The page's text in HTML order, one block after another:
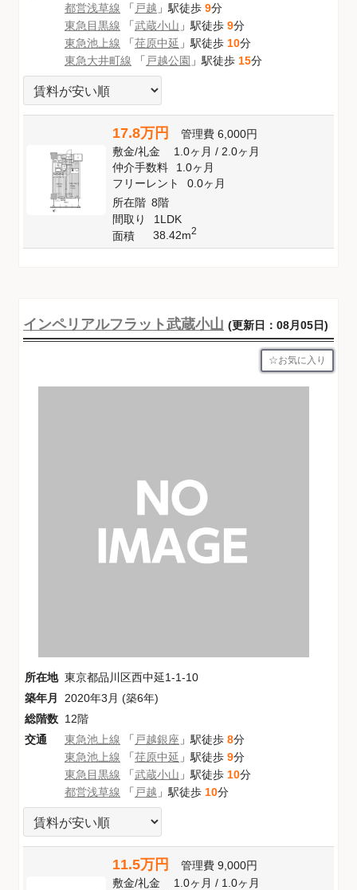
都営浅草線 「 戸越 」駅徒歩 9分
東急目黒線 「武蔵小山 」駅徒歩 9分
東急池上線 「荏原中延 」駅徒歩 10分
東急大井町線 「 戸越公園 」駅徒歩 15分
17.8万円 管理費 6,000円
敷金/礼金 1.0ヶ月/ 2.0ヶ月
仲介手数料
1.0ヶ月
フリーレント
0.0ヶ月
所在階 8階
間取り
1LDK
面積
38.42m2
インペリアルフラット武蔵小山 (更新日：08月05日)
お気に入り
所在地 東京都品川区西中延1-1-10
築年月
2020年3月 (築6年)
総階数 12階
交通
東急池上線 「 戸越銀座 」駅徒歩 8分
東急池上線 「荏原中延 」駅徒歩 9分
東急目黒線 「武蔵小山 」駅徒歩 10分
都営浅草線 「 戸越 」駅徒歩 10分
11.5万円 管理費 9,000円
敷金/礼金 1.0ヶ月/ 1.0ヶ月